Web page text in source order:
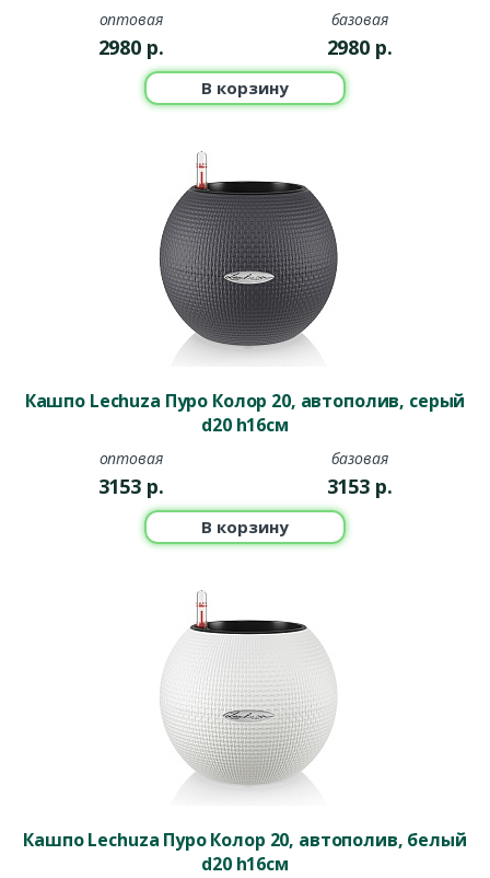
оптовая
2980 р.
базовая
2980 р.
В корзину
Кашпо Lechuza Пуро Колор 20, автополив, серый
d20 h16см
оптовая
3153 р.
базовая
3153 р.
В корзину
Кашпо Lechuza Пуро Колор 20, автополив, белый
d20 h16см